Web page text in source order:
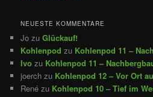
NEUESTE KOMMENTARE
Jo zuGlückauf!
Kohlenpod zu Kohlenpod 11 –
Ivo zu Kohlenpod 11 –
joerch zu Kohlenpod 12 – Vor Ort
René zu Kohlenpod 10 – Tief im